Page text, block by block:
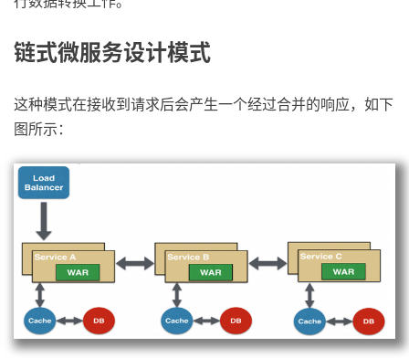
链式微服务设计模式
这种模式在接收到请求后会产生一个经过合并的响应，如下
图所示：